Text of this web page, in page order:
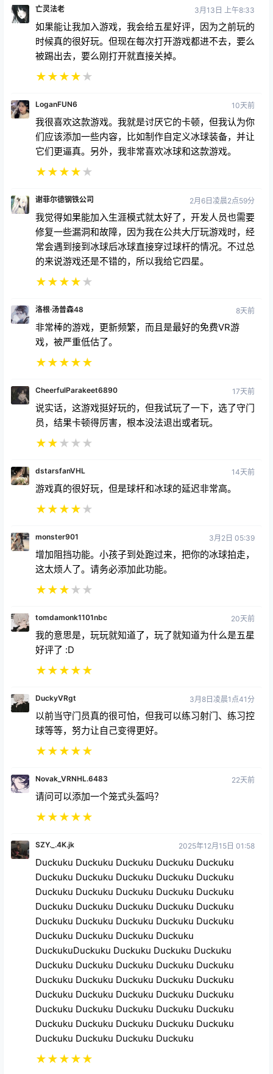
如果能让我加入游戏，我会给五星好评，因为之前玩的
时候真的很好玩。但现在每次打开游戏都进不去，要么
被踢出去，要么刚打开就直接关掉。
★★★★★
我很喜欢这款游戏。我就是讨厌它的卡顿，但我认为你
们应该添加一些内容，比如制作自定义冰球装备，并让
它们更逼真。另外，我非常喜欢冰球和这款游戏。
★★★★★
我觉得如果能加入生涯模式就太好了，开发人员也需要
修复一些漏洞和故障，因为我在公共大厅玩游戏时，经
常会遇到接到冰球后冰球直接穿过球杆的情况。不过总
的来说游戏还是不错的，所以我给它四星。
★★★★★
非常棒的游戏，更新频繁，而且是最好的免费VR游
戏，被严重低估了。
★★★ ★★
说实话，这游戏挺好玩的，但我试玩了一下，选了守门
员，结果卡顿得厉害，根本没法退出或者玩。
★★★★★
游戏真的很好玩，但是球杆和冰球的延迟非常高。
★★★★★
增加阻挡功能。小孩子到处跑过来，把你的冰球拍走，
这太烦人了。请务必添加此功能。
★★★★★
我的意思是，玩玩就知道了，玩了就知道为什么是五星
好评了 :D
★★★★
以前当守门员真的很可怕，但我可以练习射门、练习控
球等等，努力让自己变得更好。
★★★ ★★
请问可以添加一个笼式头盔吗？
★★★★★
Duckuku Duckuku Duckuku Duckuku Duckuku
Duckuku Duckuku Duckuku Duckuku Duckuku
Duckuku Duckuku Duckuku Duckuku Duckuku
Duckuku Duckuku Duckuku Duckuku Duckuku
Duckuku Duckuku Duckuku Duckuku Duckuku
Duckuku Duckuku Duckuku Duckuku
DuckukuDuckuku Duckuku Duckuku Duckuku
Duckuku Duckuku Duckuku Duckuku Duckuku
Duckuku Duckuku Duckuku Duckuku Duckuku
Duckuku Duckuku Duckuku Duckuku Duckuku
Duckuku Duckuku Duckuku Duckuku Duckuku
Duckuku Duckuku Duckuku Duckuku Duckuku
Duckuku Duckuku Duckuku Duckuku
★★★★★